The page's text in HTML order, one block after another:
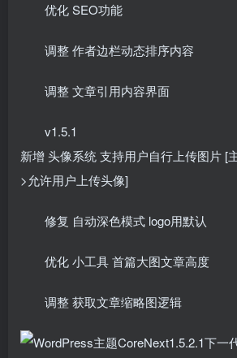
优化 SEO功能
调整 作者边栏动态排序内容
调整 文章引用内容界面
v1.5.1
新增 头像系统 支持用户自行上传图片 [
>允许用户上传头像]
修复 自动深色模式 logo用默认
优化 小工具 首篇大图文章高度
调整 获取文章缩略图逻辑